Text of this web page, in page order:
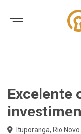
Excelente
Ituporanga, Rio Novo